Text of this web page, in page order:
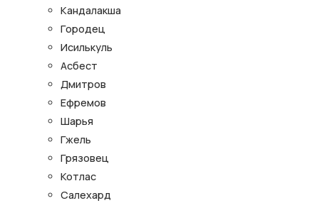
Кандалакша
Городец
Исилькуль
Асбест
Дмитров
Ефремов
Шарья
Гжель
Грязовец
Котлас
Салехард